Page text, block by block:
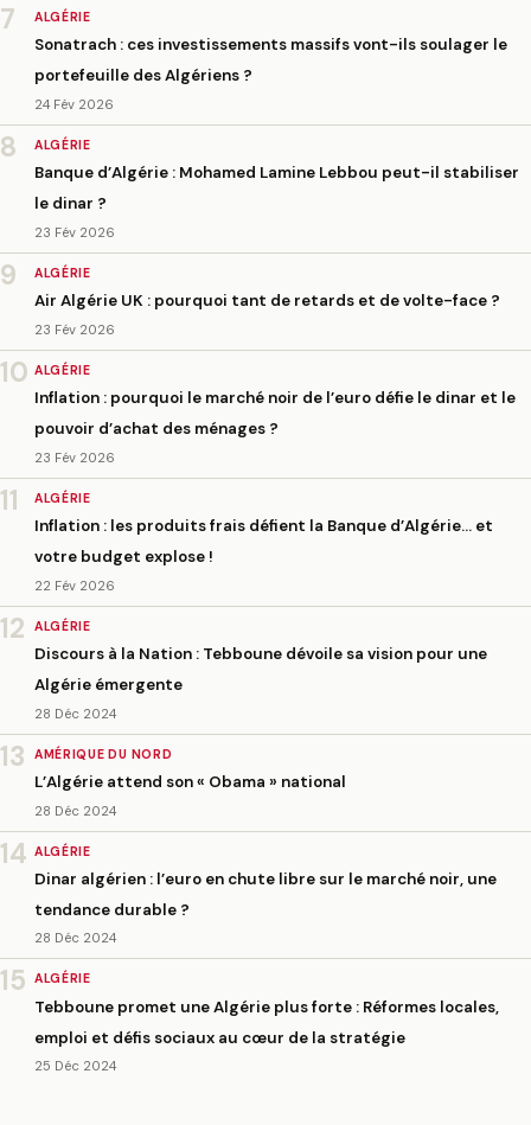
7 ALGÉRIE
Sonatrach : ces investissements massifs vont-ils soulager le
portefeuille des Algériens ?
24 Fév 2026
8 ALGÉRIE
Banque d’Algérie : Mohamed Lamine Lebbou peut-il stabiliser
le dinar ?
23 Fév 2026
9 ALGÉRIE
Air Algérie UK : pourquoi tant de retards et de volte-face ?
23 Fév 2026
10 ALGÉRIE
Inflation : pourquoi le marché noir de l’euro défie le dinar et le
pouvoir d’achat des ménages ?
23 Fév 2026
11 ALGÉRIE
Inflation : les produits frais défient la Banque d’Algérie… et
votre budget explose !
22 Fév 2026
12 ALGÉRIE
Discours à la Nation : Tebboune dévoile sa vision pour une
Algérie émergente
28 Déc 2024
13 AMÉRIQUE DU NORD
L’Algérie attend son « Obama » national
28 Déc 2024
14 ALGÉRIE
Dinar algérien : l’euro en chute libre sur le marché noir, une
tendance durable ?
28 Déc 2024
15 ALGÉRIE
Tebboune promet une Algérie plus forte : Réformes locales,
emploi et défis sociaux au cœur de la stratégie
25 Déc 2024